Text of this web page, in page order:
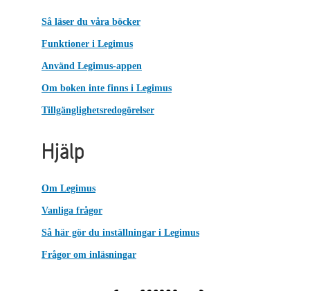
Så läser du våra böcker
Funktioner i Legimus
Använd Legimus-appen
Om boken inte finns i Legimus
Tillgänglighetsredogörelser
Hjälp
Om Legimus
Vanliga frågor
Så här gör du inställningar i Legimus
Frågor om inläsningar